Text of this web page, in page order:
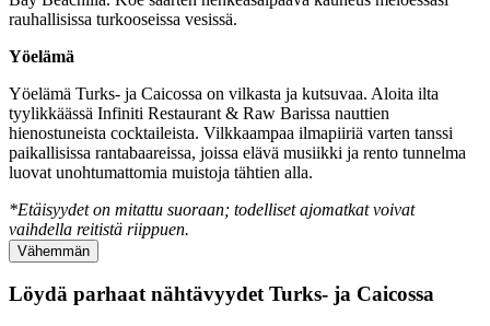
rauhallisissa turkooseissa vesissä.
Yöelämä
Yöelämä Turks- ja Caicossa on vilkasta ja kutsuvaa. Aloita ilta
tyylikkäässä Infiniti Restaurant & Raw Barissa nauttien
hienostuneista cocktaileista. Vilkkaampaa ilmapiiriä varten tanssi
paikallisissa rantabaareissa, joissa elävä musiikki ja rento tunnelma
luovat unohtumattomia muistoja tähtien alla.
*Etäisyydet on mitattu suoraan; todelliset ajomatkat voivat
vaihdella reitistä riippuen.
Vähemmän
Löydä parhaat nähtävyydet Turks- ja Caicossa